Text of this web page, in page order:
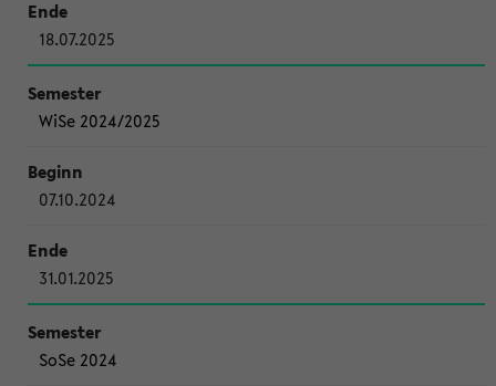
18.07.2025
WiSe 2024/2025
07.10.2024
31.01.2025
SoSe 2024